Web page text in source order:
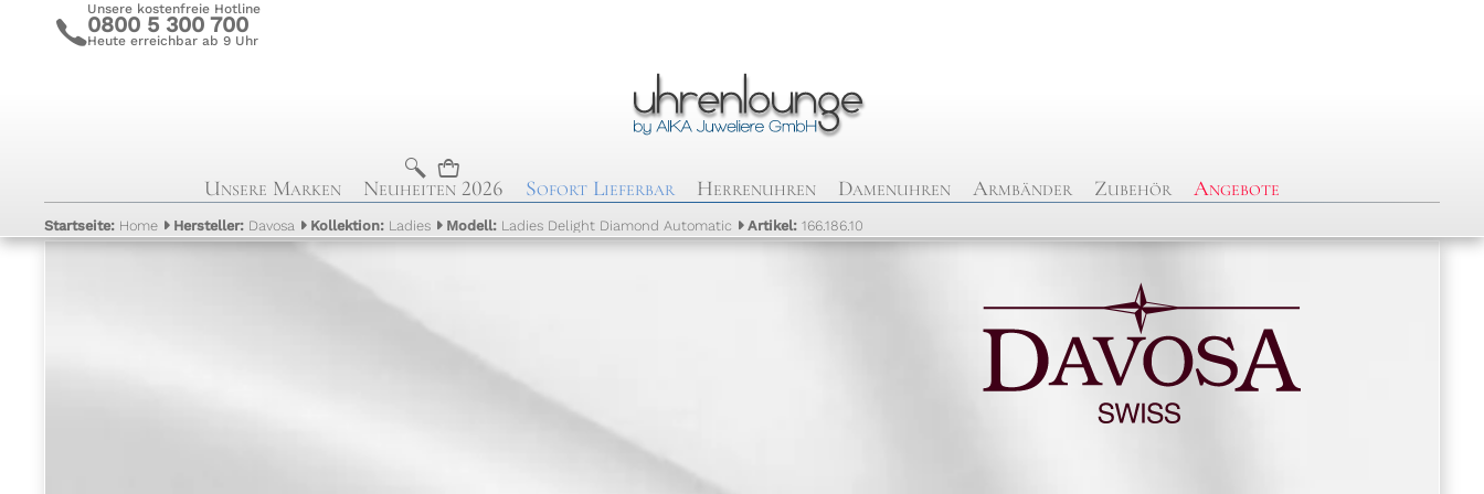
c
Unsere kostenfreie Hotline
0800 5 300 700
Heute erreichbar ab 9 Uhr
b n
Unsere Marken Neuheiten 2026 Sofort Lieferbar Herrenuhren Damenuhren Armbänder Zubehör Angebote
Startseite: Home Hersteller: Davosa Kollektion: Ladies Modell: Ladies Delight Diamond Automatic Artikel:166.186.10